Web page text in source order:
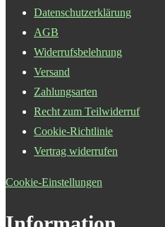
Datenschutzerklärung
AGB
Widerrufsbelehrung
Versand
Zahlungsarten
Recht zum Teilwiderruf
Cookie-Richtlinie
Vertrag widerrufen
Cookie-Einstellungen